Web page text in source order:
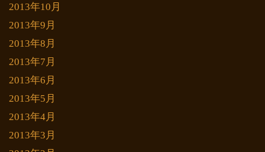
2013年10月
2013年9月
2013年8月
2013年7月
2013年6月
2013年5月
2013年4月
2013年3月